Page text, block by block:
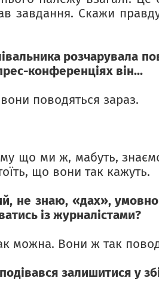
завдання. Скажи
розчарувала
конференціях він...
поводяться зараз.
що ми ж, мабуть,
що вони так кажуть.
не знаю, «дах»,
із журналістами?
можна. Вони ж так
залишитися у